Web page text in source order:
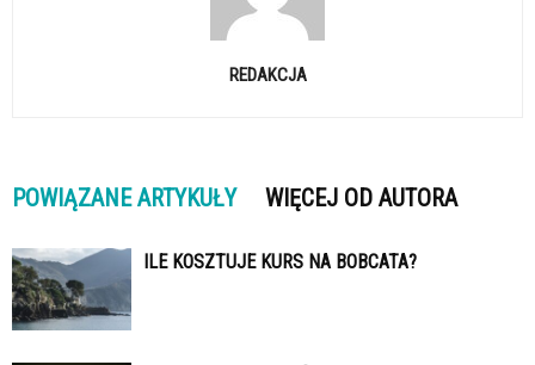
REDAKCJA
POWIĄZANE ARTYKUŁY WIĘCEJ OD AUTORA
ILE KOSZTUJE KURS NA BOBCATA?